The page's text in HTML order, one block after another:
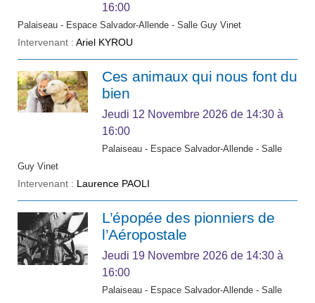
16:00
Palaiseau - Espace Salvador-Allende - Salle Guy Vinet
Intervenant : Ariel KYROU
Ces animaux qui nous font du
bien
Jeudi 12 Novembre 2026 de 14:30 à
16:00
Palaiseau - Espace Salvador-Allende - Salle
Guy Vinet
Intervenant : Laurence PAOLI
L’épopée des pionniers de
l’Aéropostale
Jeudi 19 Novembre 2026 de 14:30 à
16:00
Palaiseau - Espace Salvador-Allende - Salle